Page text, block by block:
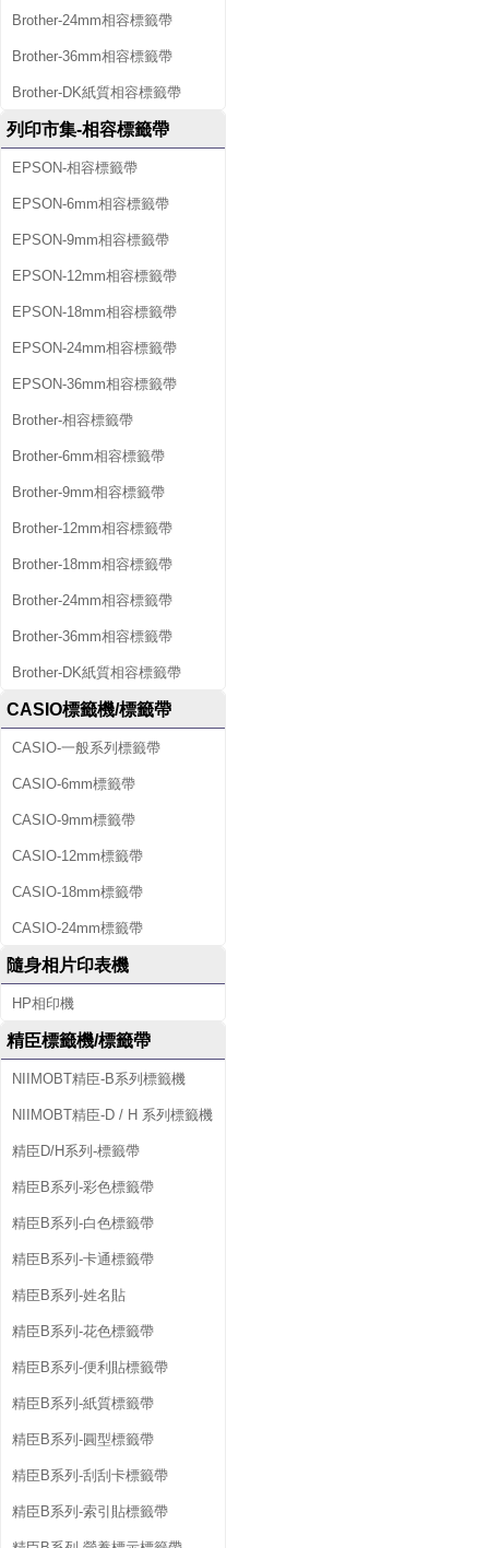
Brother-24mm相容標籤帶
Brother-36mm相容標籤帶
Brother-DK紙質相容標籤帶
列印市集-相容標籤帶
EPSON-相容標籤帶
EPSON-6mm相容標籤帶
EPSON-9mm相容標籤帶
EPSON-12mm相容標籤帶
EPSON-18mm相容標籤帶
EPSON-24mm相容標籤帶
EPSON-36mm相容標籤帶
Brother-相容標籤帶
Brother-6mm相容標籤帶
Brother-9mm相容標籤帶
Brother-12mm相容標籤帶
Brother-18mm相容標籤帶
Brother-24mm相容標籤帶
Brother-36mm相容標籤帶
Brother-DK紙質相容標籤帶
CASIO標籤機/標籤帶
CASIO-一般系列標籤帶
CASIO-6mm標籤帶
CASIO-9mm標籤帶
CASIO-12mm標籤帶
CASIO-18mm標籤帶
CASIO-24mm標籤帶
隨身相片印表機
HP相印機
精臣標籤機/標籤帶
NIIMOBT精臣-B系列標籤機
NIIMOBT精臣-D / H 系列標籤機
精臣D/H系列-標籤帶
精臣B系列-彩色標籤帶
精臣B系列-白色標籤帶
精臣B系列-卡通標籤帶
精臣B系列-姓名貼
精臣B系列-花色標籤帶
精臣B系列-便利貼標籤帶
精臣B系列-紙質標籤帶
精臣B系列-圓型標籤帶
精臣B系列-刮刮卡標籤帶
精臣B系列-索引貼標籤帶